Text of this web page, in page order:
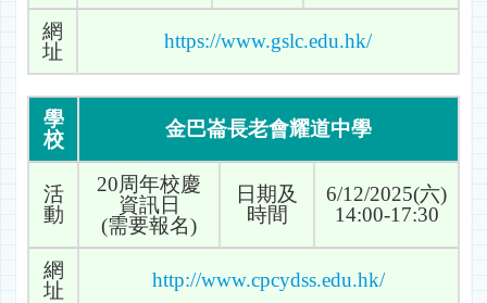
網
址
https://www.gslc.edu.hk/
學
校
金巴崙長老會耀道中學
活
動
20周年校慶
資訊日
(需要報名)
日期及
時間
6/12/2025(六)
14:00-17:30
網
址
http://www.cpcydss.edu.hk/